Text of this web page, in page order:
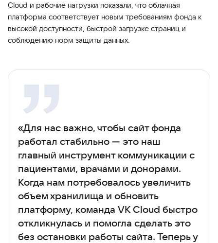
Cloud и рабочие нагрузки показали, что облачная
платформа соответствует новым требованиям фонда к
высокой доступности, быстрой загрузке страниц и
соблюдению норм защиты данных.
«Для нас важно, чтобы сайт фонда
работал стабильно — это наш
главный инструмент коммуникации с
пациентами, врачами и донорами.
Когда нам потребовалось увеличить
объем хранилища и обновить
платформу, команда VK Cloud быстро
откликнулась и помогла сделать это
без остановки работы сайта. Теперь у